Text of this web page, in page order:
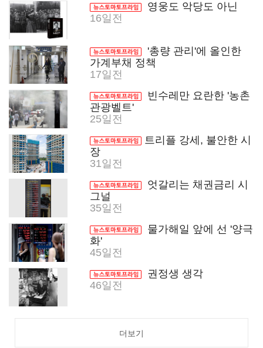
영웅도 악당도 아닌
16일전
'총량 관리'에 올인한
가계부채 정책
17일전
빈수레만 요란한 '농촌
관광벨트'
25일전
트리플 강세, 불안한 시
장
31일전
엇갈리는 채권금리 시
그널
35일전
물가해일 앞에 선 '양극
화'
45일전
권정생 생각
46일전
더보기